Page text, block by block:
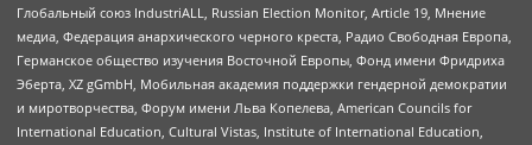
Глобальный союз IndustriALL, Russian Election Monitor, Article 19, Мнение
медиа, Федерация анархического черного креста, Радио Свободная Европа,
Германское общество изучения Восточной Европы, Фонд имени Фридриха
Эберта, XZ gGmbH, Мобильная академия поддержки гендерной демократии
и миротворчества, Форум имени Льва Копелева, American Councils for
International Education, Cultural Vistas, Institute of International Education,